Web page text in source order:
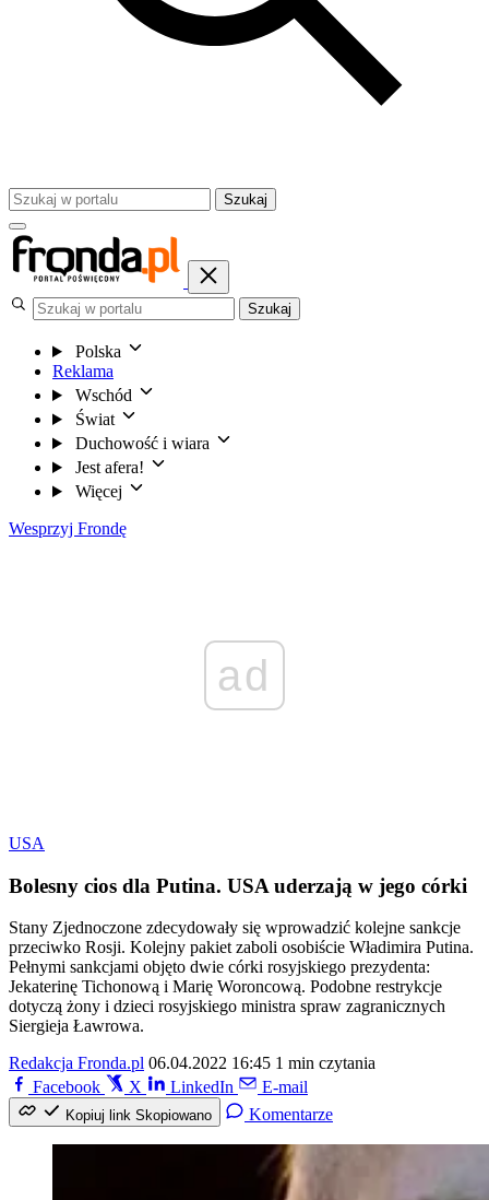
Szukaj
Szukaj
Polska
Reklama
Wschód
Świat
Duchowość i wiara
Jest afera!
Więcej
Wesprzyj Frondę
ad
USA
Bolesny cios dla Putina. USA uderzają w jego córki
Stany Zjednoczone zdecydowały się wprowadzić kolejne sankcje
przeciwko Rosji. Kolejny pakiet zaboli osobiście Władimira Putina.
Pełnymi sankcjami objęto dwie córki rosyjskiego prezydenta:
Jekaterinę Tichonową i Marię Woroncową. Podobne restrykcje
dotyczą żony i dzieci rosyjskiego ministra spraw zagranicznych
Siergieja Ławrowa.
Redakcja Fronda.pl 06.04.2022 16:45 1 min czytania
Facebook
X LinkedIn E-mail
Kopiuj link Skopiowano Komentarze